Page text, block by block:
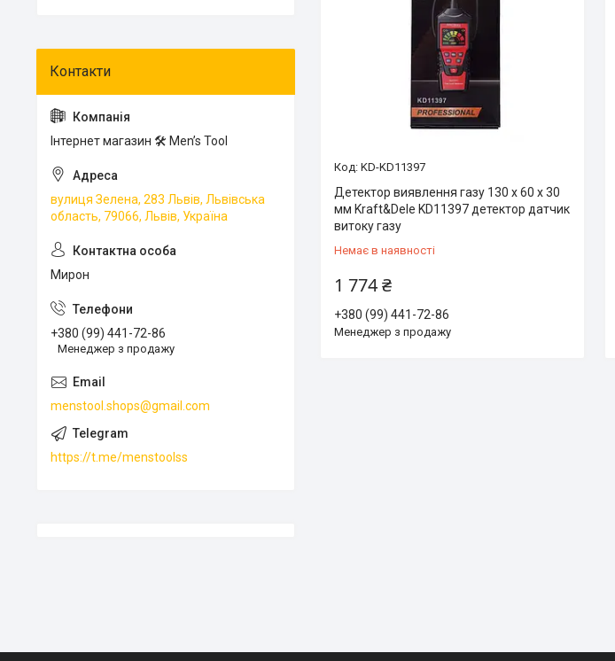
KD-KD11397
Детектор виявлення газу 130 х 60 х 30
мм Kraft&Dele KD11397 детектор датчик
витоку газу
Немає в наявності
1 774 ₴
+380 (99) 441-72-86
Менеджер з продажу
Інтернет магазин 🛠 Men’s Tool
вулиця Зелена, 283 Львів, Львівська
область, 79066, Львів, Україна
Мирон
+380 (99) 441-72-86
Менеджер з продажу
menstool.shops@gmail.com
https://t.me/menstoolss